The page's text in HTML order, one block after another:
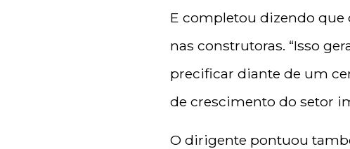
E completou dizendo que
nas construtoras. “Isso
precificar diante de um
de crescimento do setor
O dirigente pontuou